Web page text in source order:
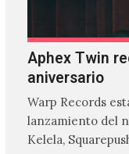
Aphex Twin
aniversario
Warp Records
lanzamiento del
Kelela,